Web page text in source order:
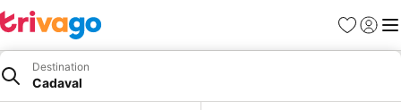
Favoriter
Logga
Destination
Cadaval